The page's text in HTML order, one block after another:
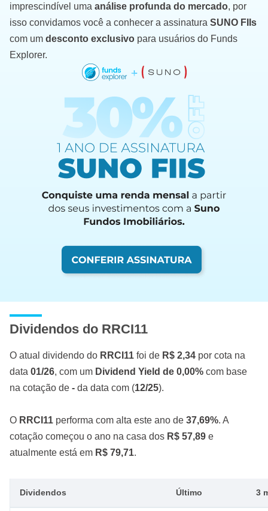
imprescindível uma análise profunda do mercado, por
isso convidamos você a conhecer a assinatura SUNO FIIs
com um desconto exclusivo para usuários do Funds
Explorer.
Dividendos do RRCI11
O atual dividendo do RRCI11 foi de R$ 2,34 por cota na
data 01/26, com um Dividend Yield de 0,00% com base
na cotação de - da data com (12/25).
O RRCI11 performa com alta este ano de 37,69%. A
cotação começou o ano na casa dos R$ 57,89 e
atualmente está em R$ 79,71.
Dividendos Último 3